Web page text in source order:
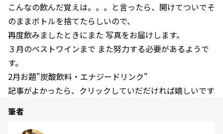
こんなの飲んだ覚えは。。。と言ったら、開けてついでそ
のままボトルを捨てたらしいので、
再度飲みましたときにまた 写真をお届けします。
３月のベストワインまで また努力する必要があるようで
す。
2月お題"炭酸飲料・エナジードリンク"
記事がよかったら、クリックしていだだければ嬉しいです
筆者